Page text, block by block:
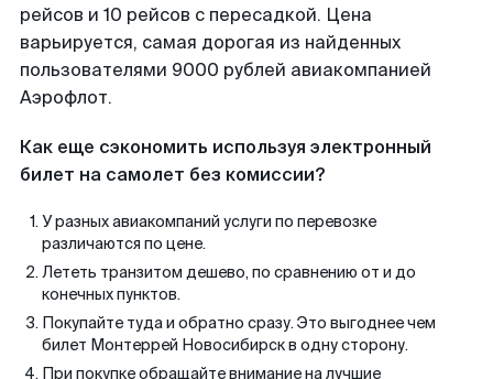
рейсов и 10 рейсов с пересадкой. Цена
варьируется, самая дорогая из найденных
пользователями 9000 рублей авиакомпанией
Аэрофлот.
Как еще сэкономить используя электронный
билет на самолет без комиссии?
У разных авиакомпаний услуги по перевозке
различаются по цене.
Лететь транзитом дешево, по сравнению от и до
конечных пунктов.
Покупайте туда и обратно сразу. Это выгоднее чем
билет Монтеррей Новосибирск в одну сторону.
При покупке обращайте внимание на лучшие